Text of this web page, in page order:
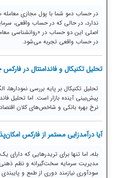
در حساب دمو شما با پول مجازی
ندارد، در حالی که در حساب واقعی،
اصلی این دو حساب در «روانشناسی
در حساب واقعی تجربه می‌شود.
تحلیل تکنیکال و فاندامنتال در
تحلیل تکنیکال بر پایه بررسی نمودارها،
پیش‌بینی آینده بازار است. اما تحلیل
نرخ بهره بانکی و شاخص‌های کلان
آیا درآمدزایی مستمر از فارکس
بله، اما تنها برای تریدرهایی که
مدیریت سرمایه سخت‌گیرانه و نظم ذهنی
سودآوری نیازمند دوری از طمع و